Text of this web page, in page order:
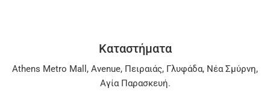
Καταστήματα
Athens Metro Mall , Avenue, Πειραιάς, Γλυφάδα, Νέα Σμύρνη,
Αγία Παρασκευή.